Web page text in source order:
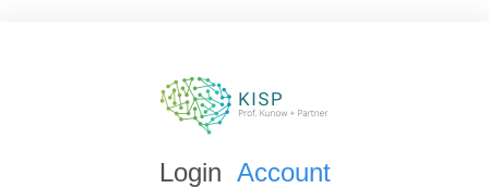
Login Account